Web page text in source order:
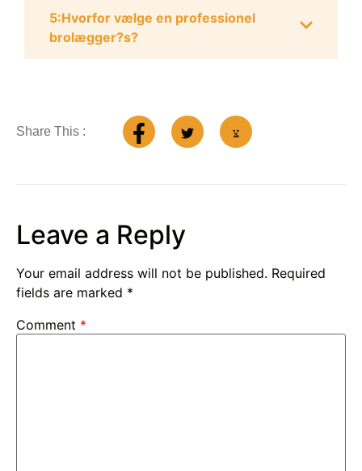
5:Hvorfor vælge en professionel
brolægger?s?
Share This :
Leave a Reply
Your email address will not be published. Required
fields are marked *
Comment *